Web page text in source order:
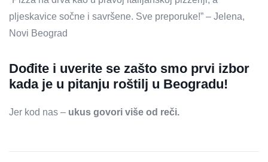
pljeskavice sočne i savršene. Sve preporuke!” – Jelena,
Novi Beograd
Dođite i uverite se zašto smo prvi izbor
kada je u pitanju roštilj u Beogradu!
Jer kod nas – ukus govori više od reči.